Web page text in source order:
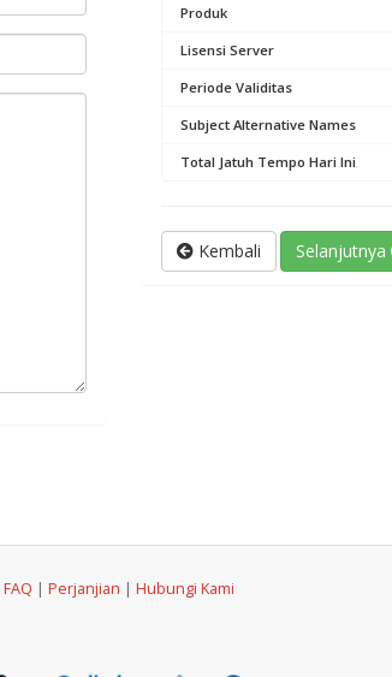
Produk
Lisensi Server
Periode Validitas
Subject Alternative Names
Total Jatuh Tempo Hari Ini
Kembali Selanjutnya
FAQ | Perjanjian | Hubungi Kami